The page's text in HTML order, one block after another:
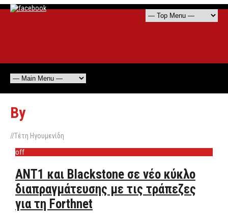
By
//Τέτη Ηγουμενίδη
off
ΑΝΤ1 και Blackstone σε νέο κύκλο
διαπραγμάτευσης με τις τράπεζες
για τη Forthnet